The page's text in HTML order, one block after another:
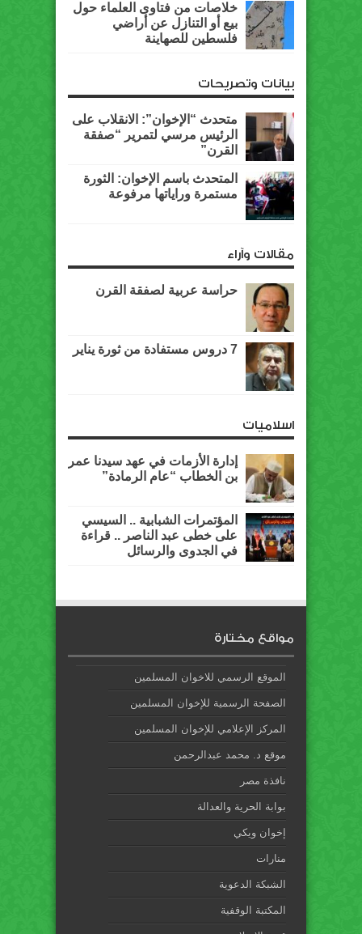
خلاصات من فتاوى العلماء حول
بيع أو التنازل عن أراضي
فلسطين للصهاينة
بيانات وتصريحات
متحدث “الإخوان”: الانقلاب على
الرئيس مرسي لتمرير “صفقة
القرن”
المتحدث باسم الإخوان: الثورة
مستمرة وراياتها مرفوعة
مقالات وآراء
حراسة عربية لصفقة القرن
7 دروس مستفادة من ثورة يناير
اسلاميات
إدارة الأزمات في عهد سيدنا عمر
بن الخطاب “عام الرمادة”
المؤتمرات الشبابية .. السيسي
على خطى عبد الناصر .. قراءة
في الجدوى والرسائل
مواقع مختارة
الموقع الرسمي للاخوان المسلمين
الصفحة الرسمية للإخوان المسلمين
المركز الإعلامي للإخوان المسلمين
موقع د. محمد عبدالرحمن
نافذة مصر
بوابة الحرية والعدالة
إخوان ويكي
منارات
الشبكة الدعوية
المكتبة الوقفية